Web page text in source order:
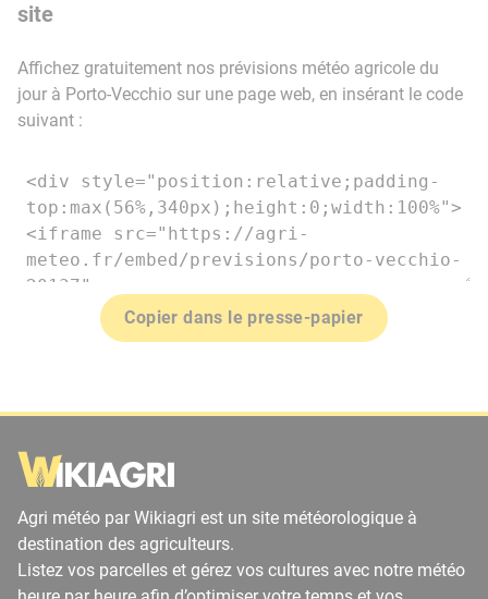
site
Affichez gratuitement nos prévisions météo agricole du
jour à Porto-Vecchio sur une page web, en insérant le code
suivant :
Copier dans le presse-papier
Agri météo par Wikiagri est un site météorologique à
destination des agriculteurs.
Listez vos parcelles et gérez vos cultures avec notre météo